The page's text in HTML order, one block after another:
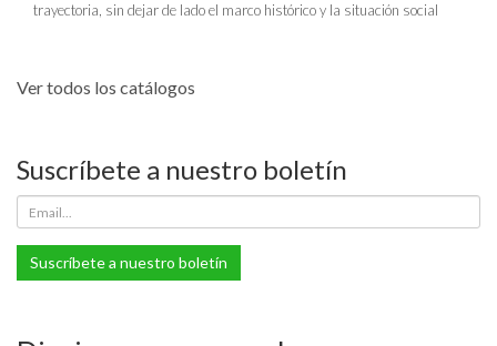
trayectoria, sin dejar de lado el marco histórico y la situación social
Ver todos los catálogos
Suscríbete a nuestro boletín
Suscríbete a nuestro boletín